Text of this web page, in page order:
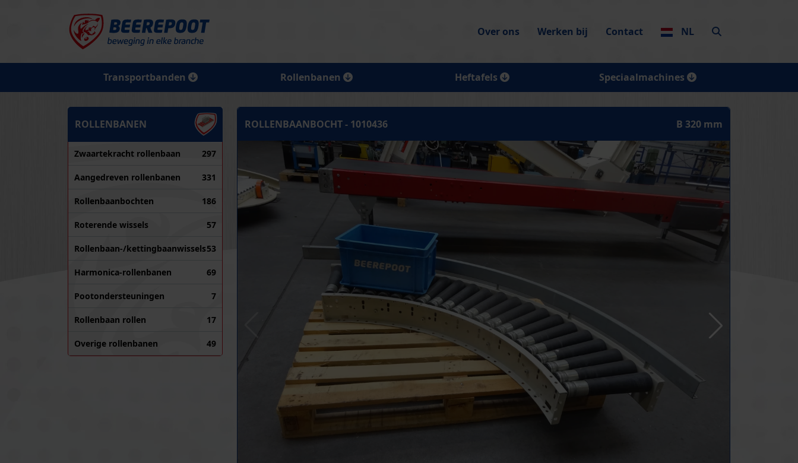
Over ons Werken bij Contact NL
Transportbanden Rollenbanen Heftafels Speciaalmachines
ROLLENBANEN
Zwaartekracht rollenbaan 297
Aangedreven rollenbanen 331
Rollenbaanbochten 186
Roterende wissels 57
Rollenbaan-/kettingbaanwissels53
Harmonica-rollenbanen 69
Pootondersteuningen 7
Rollenbaan rollen 17
Overige rollenbanen 49
ROLLENBAANBOCHT - 1010436 B 320 mm